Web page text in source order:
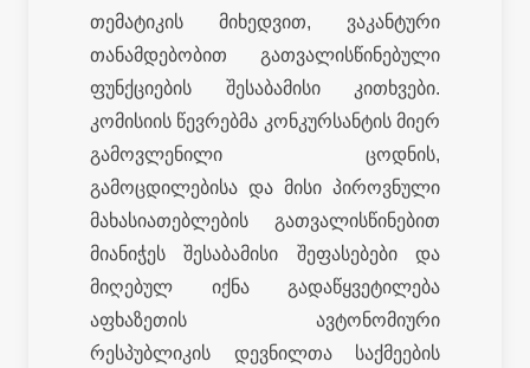
თემატიკის მიხედვით, ვაკანტური
თანამდებობით გათვალისწინებული
ფუნქციების შესაბამისი კითხვები.
კომისიის წევრებმა კონკურსანტის მიერ
გამოვლენილი ცოდნის,
გამოცდილებისა და მისი პიროვნული
მახასიათებლების გათვალისწინებით
მიანიჭეს შესაბამისი შეფასებები და
მიღებულ იქნა გადაწყვეტილება
აფხაზეთის ავტონომიური
რესპუბლიკის დევნილთა საქმეების